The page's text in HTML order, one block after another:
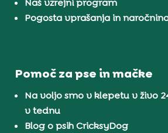
Pogosta vprašanja in
Pomoč za pse in mačke
Na voljo smo v klepetu v živo
v tednu
Blog o psih CricksyDog